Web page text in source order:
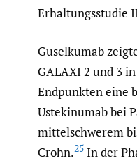
Erhaltungsstudie
Guselkumab
GALAXI 2 und 3
Endpunkten eine
Ustekinumab bei
mittelschwerem
Crohn.25 In der